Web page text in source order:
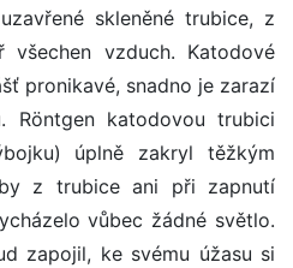
skleněné trubice, z
vzduch. Katodové
pronikavé, snadno je zarazí
Röntgen katodovou trubici
úplně zakryl těžkým
z trubice ani při zapnutí
vůbec žádné světlo.
zapojil, ke svému úžasu si